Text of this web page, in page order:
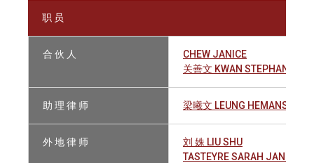
职 员
合 伙 人
CHEW JANICE
关善文 KWAN STEPHANIE
助 理 律 师 梁曦文 LEUNG HEMANS
外 地 律 师
刘 姝 LIU SHU
TASTEYRE SARAH JANE